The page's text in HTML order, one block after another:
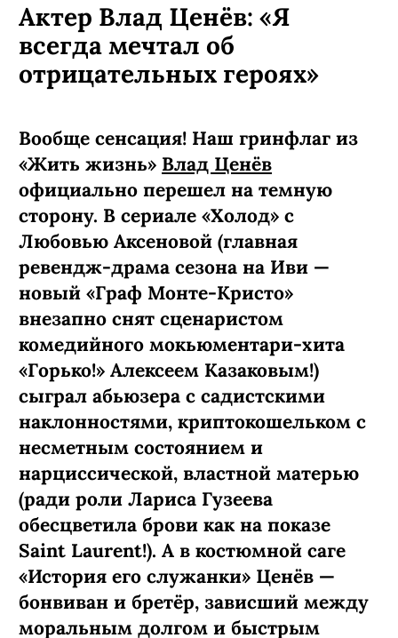
Актер Влад Ценёв: «Я
всегда мечтал об
отрицательных героях»
Вообще сенсация! Наш гринфлаг из
«Жить жизнь» Влад Ценёв
официально перешел на темную
сторону. В сериале «Холод» с
Любовью Аксеновой (главная
ревендж-­драма сезона на Иви —
новый «Граф Монте-­Кристо»
внезапно снят сценаристом
комедийного мокьюментари-хита
«Горько!» Алексеем Казаковым!)
сыграл абьюзера с садистскими
наклонностями, криптокошельком с
несметным состоянием и
нарциссической, властной матерью
(ради роли Лариса Гузеева
обесцветила брови как на показе
Saint Laurent!). А в костюмной саге
«История его служанки» Ценёв —
бонвиван и бретёр, зависший между
моральным долгом и быстрым